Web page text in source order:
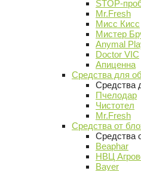
STOP-
Mr.Fresh
Мисс Кисс
Мистер
Anymal
Doctor VIC
Апиценна
Средства для
Средства
Пчелодар
Чистотел
Mr.Fresh
Средства от
Средства
Beaphar
НВЦ
Bayer